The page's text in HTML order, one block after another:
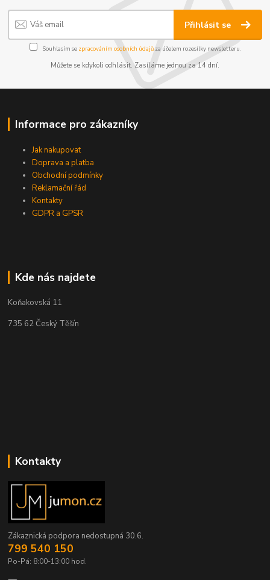
Přihlásit se
Souhlasím se zpracováním osobních údajůza účelem rozesílky newsletteru.
Můžete se kdykoli odhlásit. Zasíláme jednou za 14 dní.
Informace pro zákazníky
Jak nakupovat
Doprava a platba
Obchodní podmínky
Reklamační řád
Kontakty
GDPR a GPSR
Kde nás najdete
Koňakovská 11
735 62 Český Těšín
Kontakty
Zákaznická podpora nedostupná 30.6.
799 540 150
Po-Pá: 8:00-13:00 hod.